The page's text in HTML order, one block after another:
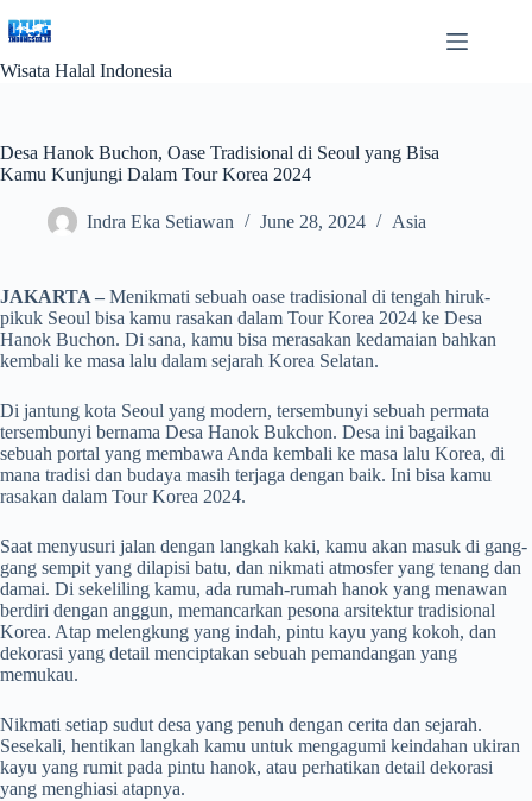
to
Wisata Halal Indonesia
Desa Hanok Buchon, Oase Tradisional di Seoul yang Bisa
Kamu Kunjungi Dalam Tour Korea 2024
Indra Eka Setiawan June 28, 2024 Asia
JAKARTA – Menikmati sebuah oase tradisional di tengah hiruk-
pikuk Seoul bisa kamu rasakan dalam Tour Korea 2024 ke Desa
Hanok Buchon. Di sana, kamu bisa merasakan kedamaian bahkan
kembali ke masa lalu dalam sejarah Korea Selatan.
Di jantung kota Seoul yang modern, tersembunyi sebuah permata
tersembunyi bernama Desa Hanok Bukchon. Desa ini bagaikan
sebuah portal yang membawa Anda kembali ke masa lalu Korea, di
mana tradisi dan budaya masih terjaga dengan baik. Ini bisa kamu
rasakan dalam Tour Korea 2024.
Saat menyusuri jalan dengan langkah kaki, kamu akan masuk di gang-
gang sempit yang dilapisi batu, dan nikmati atmosfer yang tenang dan
damai. Di sekeliling kamu, ada rumah-rumah hanok yang menawan
berdiri dengan anggun, memancarkan pesona arsitektur tradisional
Korea. Atap melengkung yang indah, pintu kayu yang kokoh, dan
dekorasi yang detail menciptakan sebuah pemandangan yang
memukau.
Nikmati setiap sudut desa yang penuh dengan cerita dan sejarah.
Sesekali, hentikan langkah kamu untuk mengagumi keindahan ukiran
kayu yang rumit pada pintu hanok, atau perhatikan detail dekorasi
yang menghiasi atapnya.